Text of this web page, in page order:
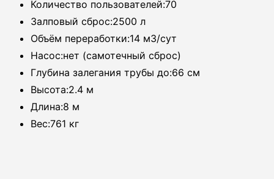
Количество пользователей:70
Залповый сброс:2500 л
Объём переработки:14 м3/сут
Насос:нет (самотечный сброс)
Глубина залегания трубы до:66 см
Высота:2.4 м
Длина:8 м
Вес:761 кг